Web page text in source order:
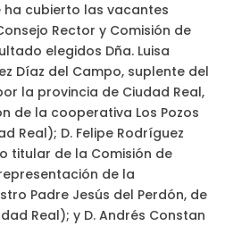
ha cubierto las vacantes
Rector y Comisión de
elegidos Dña. Luisa
Díaz del Campo, suplente del
la provincia de Ciudad Real,
de la cooperativa Los Pozos
Real); D. Felipe Rodríguez
titular de la Comisión de
de la
Padre Jesús del Perdón, de
Real); y D. Andrés Constan